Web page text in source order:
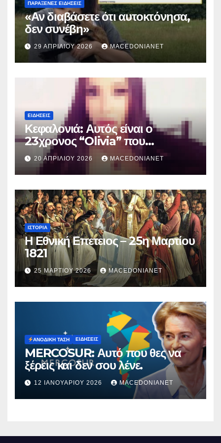
ΠΑΡΆΞΕΝΕΣ ΕΙΔΉΣΕΙΣ
«Αν διαβάσετε ότι αυτοκτόνησα,
δεν συνέβη»
29 ΑΠΡΙΛΊΟΥ 2026 MACEDONIANET
ΕΙΔΉΣΕΙΣ
Κεφαλονιά: Αυτός είναι ο
23χρονος “Olivia” που
κατηγορείται για τον θάνατο της
Μυρτούς
20 ΑΠΡΙΛΊΟΥ 2026 MACEDONIANET
ΙΣΤΟΡΊΑ
Η Εθνική Επετειος – 25η Μαρτίου
1821
25 ΜΑΡΤΊΟΥ 2026 MACEDONIANET
ΑΝΟΔΙΚΉ ΤΆΣΗ ΕΙΔΉΣΕΙΣ
MERCOSUR: Αυτό που θες να
ξέρεις και δεν σου λένε.
12 ΙΑΝΟΥΑΡΊΟΥ 2026 MACEDONIANET